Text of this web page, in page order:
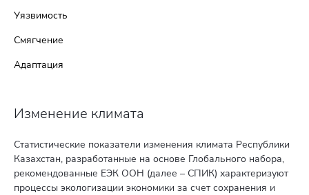
Уязвимость
Смягчение
Адаптация
Изменение климата
Статистические показатели изменения климата Республики
Казахстан, разработанные на основе Глобального набора,
рекомендованные ЕЭК ООН (далее – CПИК) характеризуют
процессы экологизации экономики за счет сохранения и